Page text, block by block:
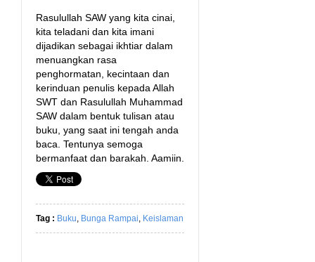
Rasulullah SAW yang kita cinai,
kita teladani dan kita imani
dijadikan sebagai ikhtiar dalam
menuangkan rasa
penghormatan, kecintaan dan
kerinduan penulis kepada Allah
SWT dan Rasulullah Muhammad
SAW dalam bentuk tulisan atau
buku, yang saat ini tengah anda
baca. Tentunya semoga
bermanfaat dan barakah. Aamiin.
Tag : Buku Bunga Rampai Keislaman